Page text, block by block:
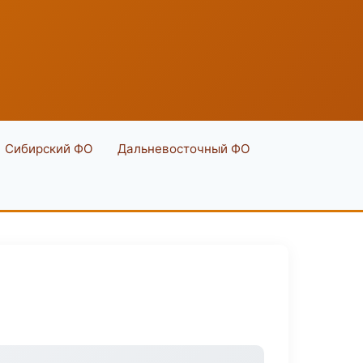
Сибирский ФО Дальневосточный ФО